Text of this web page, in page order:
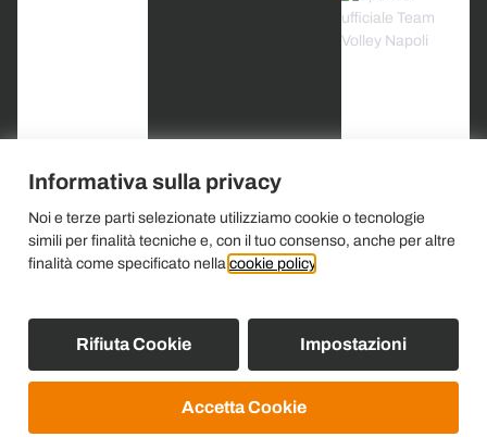
Informativa sulla privacy
Noi e terze parti selezionate utilizziamo cookie o tecnologie
simili per finalità tecniche e, con il tuo consenso, anche per altre
finalità come specificato nella cookie policy
Accetta Cookie
Rifiuta Cookie Impostazioni